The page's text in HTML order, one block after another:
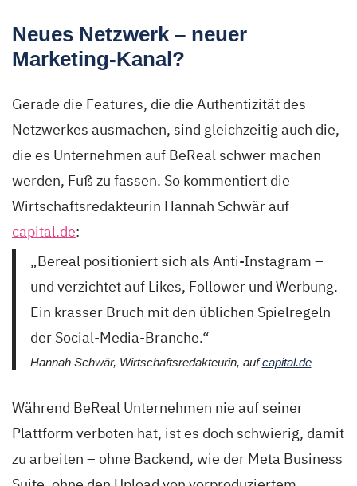
Neues Netzwerk – neuer
Marketing-Kanal?
Gerade die Features, die die Authentizität des
Netzwerkes ausmachen, sind gleichzeitig auch die,
die es Unternehmen auf BeReal schwer machen
werden, Fuß zu fassen. So kommentiert die
Wirtschaftsredakteurin Hannah Schwär auf
capital.de:
„Bereal positioniert sich als Anti-Instagram –
und verzichtet auf Likes, Follower und Werbung.
Ein krasser Bruch mit den üblichen Spielregeln
der Social-Media-Branche.“
Hannah Schwär, Wirtschaftsredakteurin, aufcapital.de
Während BeReal Unternehmen nie auf seiner
Plattform verboten hat, ist es doch schwierig, damit
zu arbeiten – ohne Backend, wie der Meta Business